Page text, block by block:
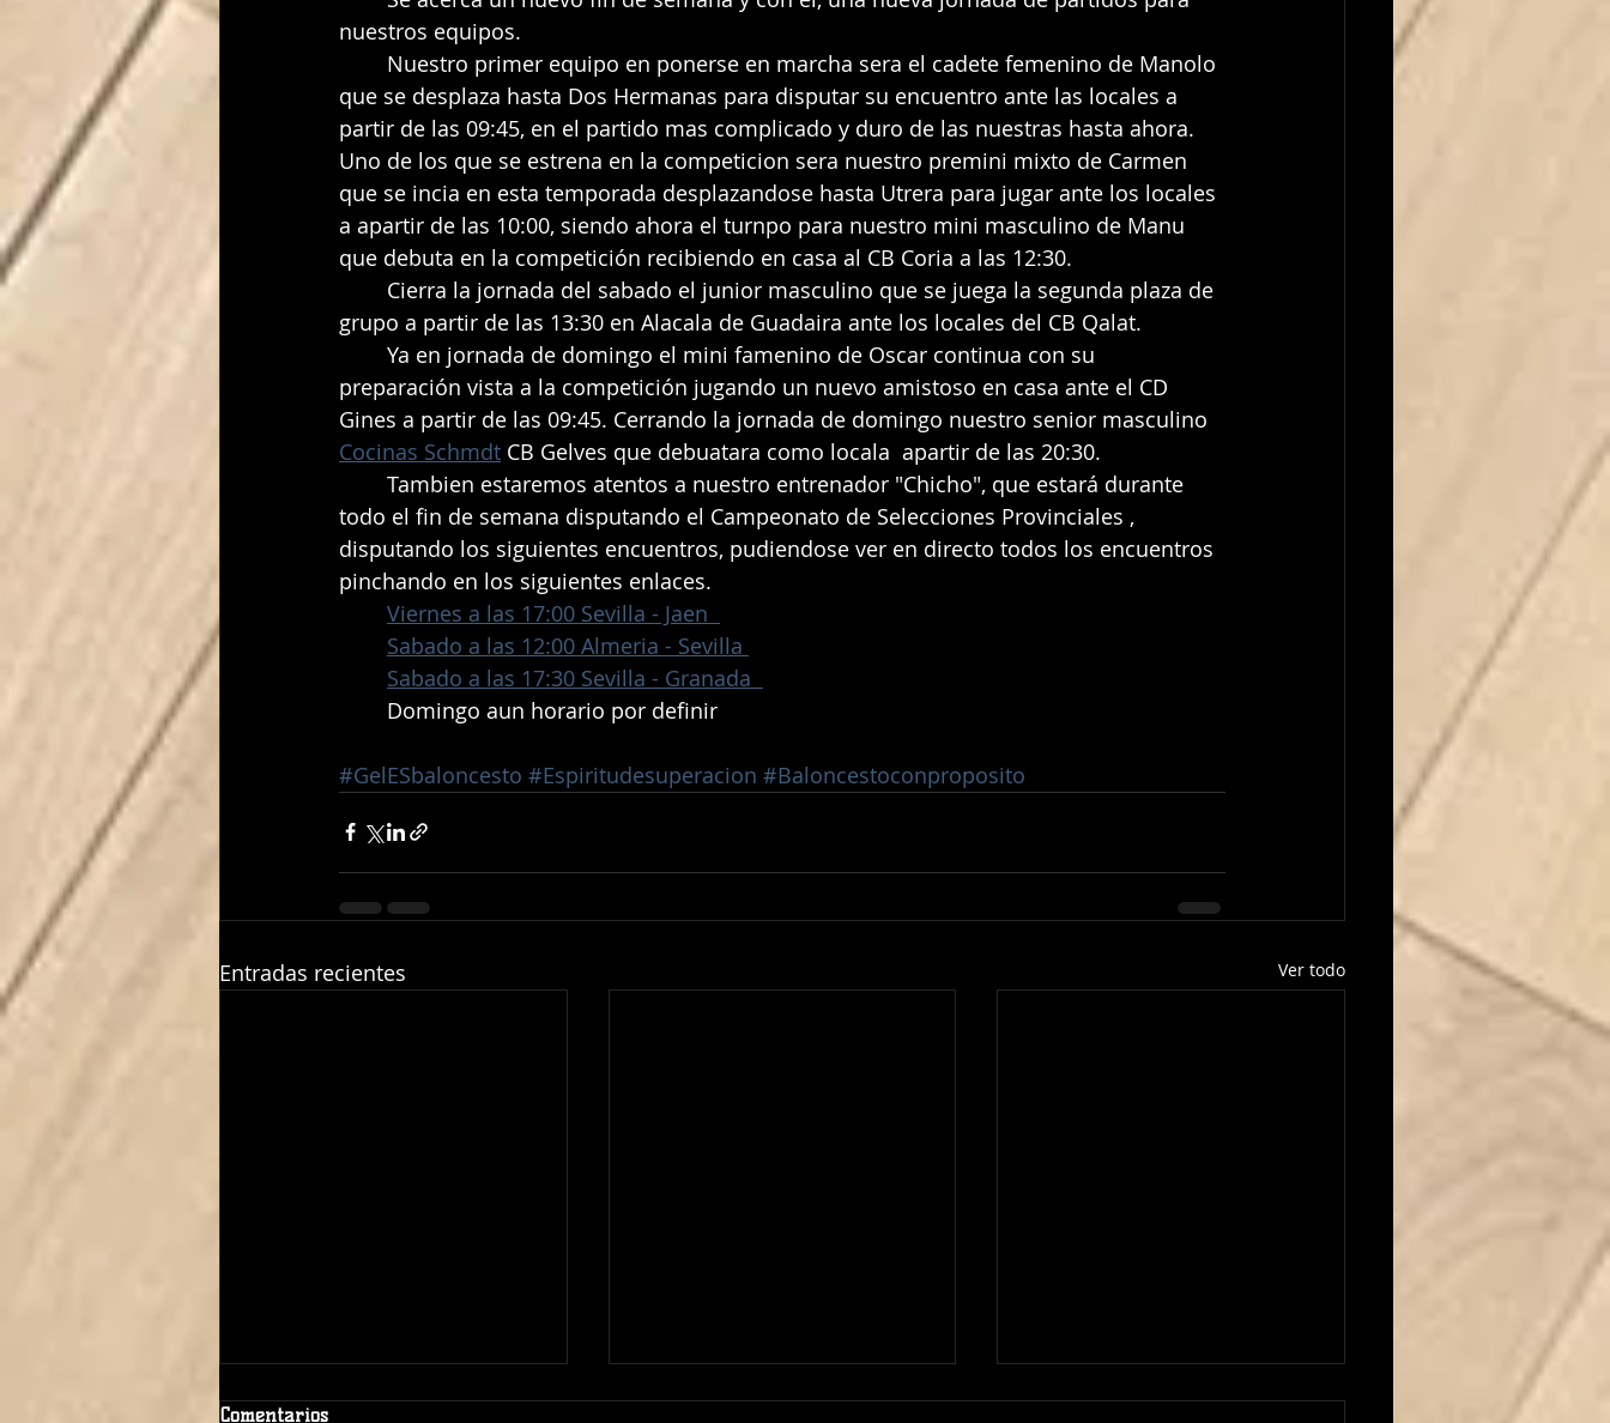
nuestros equipos.
que se desplaza hasta Dos Hermanas para disputar su encuentro ante las locales a
partir de las 09:45, en el partido mas complicado y duro de las nuestras hasta ahora.
Uno de los que se estrena en la competicion sera nuestro premini mixto de Carmen
que se incia en esta temporada desplazandose hasta Utrera para jugar ante los locales
a apartir de las 10:00, siendo ahora el turnpo para nuestro mini masculino de Manu
que debuta en la competición recibiendo en casa al CB Coria a las 12:30.
grupo a partir de las 13:30 en Alacala de Guadaira ante los locales del CB Qalat.
preparación vista a la competición jugando un nuevo amistoso en casa ante el CD
Gines a partir de las 09:45. Cerrando la jornada de domingo nuestro senior masculino
Cocinas Schmdt CB Gelves que debuatara como locala  apartir de las 20:30.
todo el fin de semana disputando el Campeonato de Selecciones Provinciales ,
disputando los siguientes encuentros, pudiendose ver en directo todos los encuentros
pinchando en los siguientes enlaces.
Viernes a las 17:00 Sevilla - Jaen
Sabado a las 12:00 Almeria - Sevilla
Sabado a las 17:30 Sevilla - Granada
	Domingo aun horario por definir
#GelESbaloncesto #Espiritudesuperacion #Baloncestoconproposito
Entradas recientes Ver todo
Comentarios